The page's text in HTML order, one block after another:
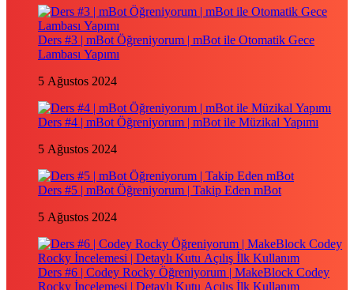
Ders #3 | mBot Öğreniyorum | mBot ile Otomatik Gece
Lambası Yapımı
5 Ağustos 2024
Ders #4 | mBot Öğreniyorum | mBot ile Müzikal Yapımı
5 Ağustos 2024
Ders #5 | mBot Öğreniyorum | Takip Eden mBot
5 Ağustos 2024
Ders #6 | Codey Rocky Öğreniyorum | MakeBlock Codey
Rocky İncelemesi | Detaylı Kutu Açılış İlk Kullanım